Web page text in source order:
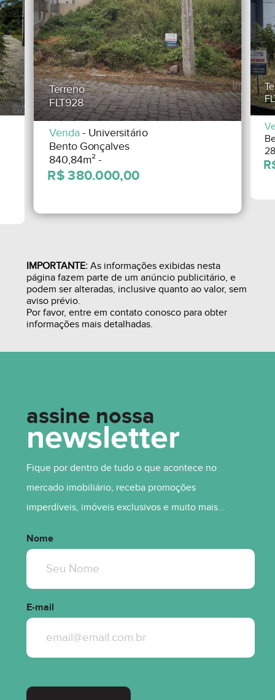
Terreno
FLT928
Venda- Universitário
Bento Gonçalves
840,84m² -
IMPORTANTE:As informações exibidas nesta
página fazem parte de um anúncio publicitário, e
podem ser alteradas, inclusive quanto ao valor, sem
aviso prévio.
Por favor, entre em contato conosco para obter
informações mais detalhadas.
assine nossa
newsletter
Fique por dentro de tudo o que acontece no
mercado imobiliário, receba promoções
imperdíveis, imóveis exclusivos e muito mais...
Nome
E-mail